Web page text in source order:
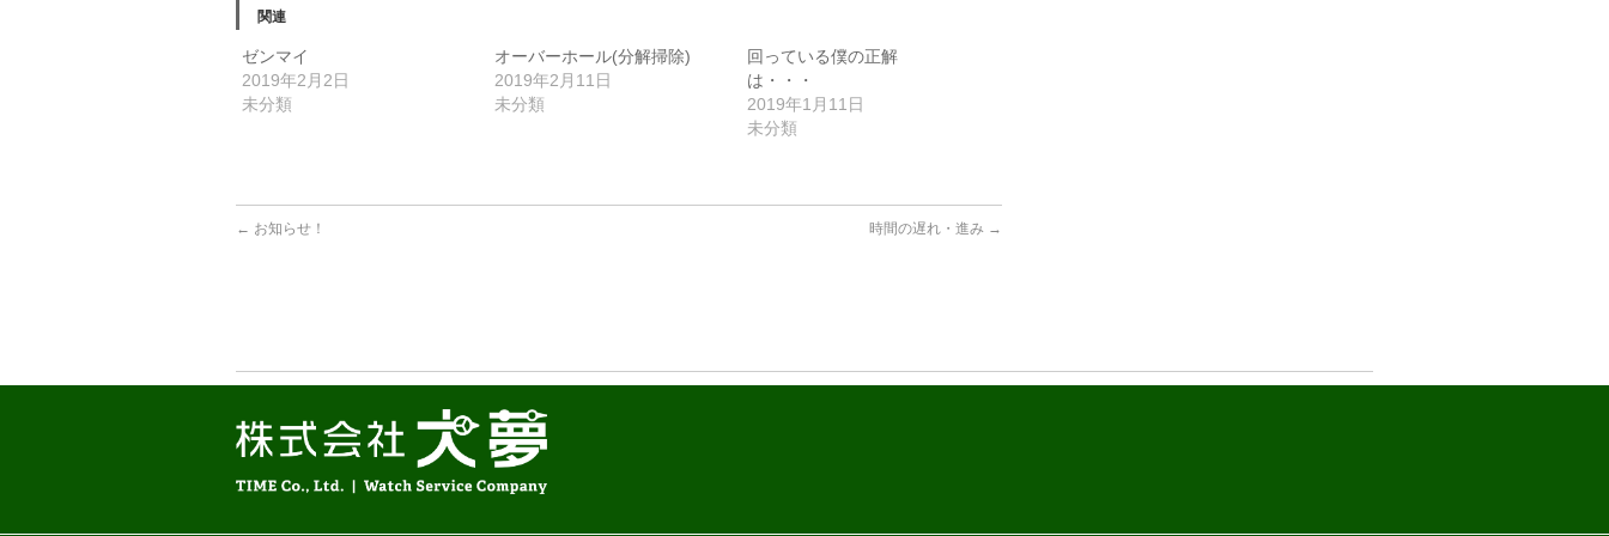
関連
ゼンマイ
2019年2月2日
未分類
オーバーホール(分解掃除)
2019年2月11日
未分類
回っている僕の正解
は・・・
2019年1月11日
未分類
← お知らせ！ 時間の遅れ・進み →